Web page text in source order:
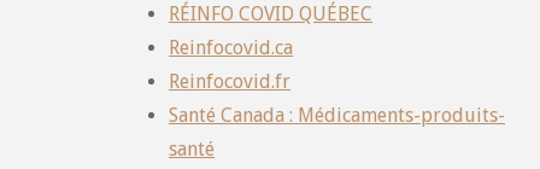
RÉINFO COVID QUÉBEC
Reinfocovid.ca
Reinfocovid.fr
Santé Canada : Médicaments-produits-
santé